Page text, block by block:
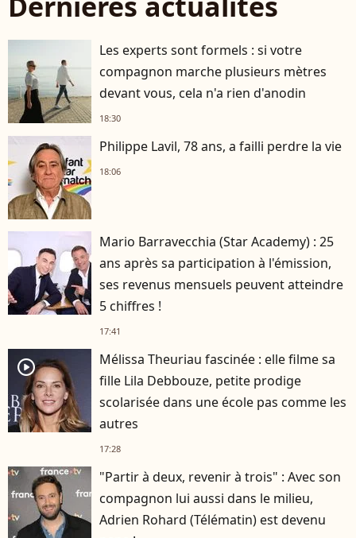
Les experts sont formels : si votre
compagnon marche plusieurs mètres
devant vous, cela n'a rien d'anodin
18:30
Philippe Lavil, 78 ans, a failli perdre la vie
18:06
Mario Barravecchia (Star Academy) : 25
ans après sa participation à l'émission,
ses revenus mensuels peuvent atteindre
5 chiffres !
17:41
player2
Mélissa Theuriau fascinée : elle filme sa
fille Lila Debbouze, petite prodige
scolarisée dans une école pas comme les
autres
17:28
"Partir à deux, revenir à trois" : Avec son
compagnon lui aussi dans le milieu,
Adrien Rohard (Télématin) est devenu